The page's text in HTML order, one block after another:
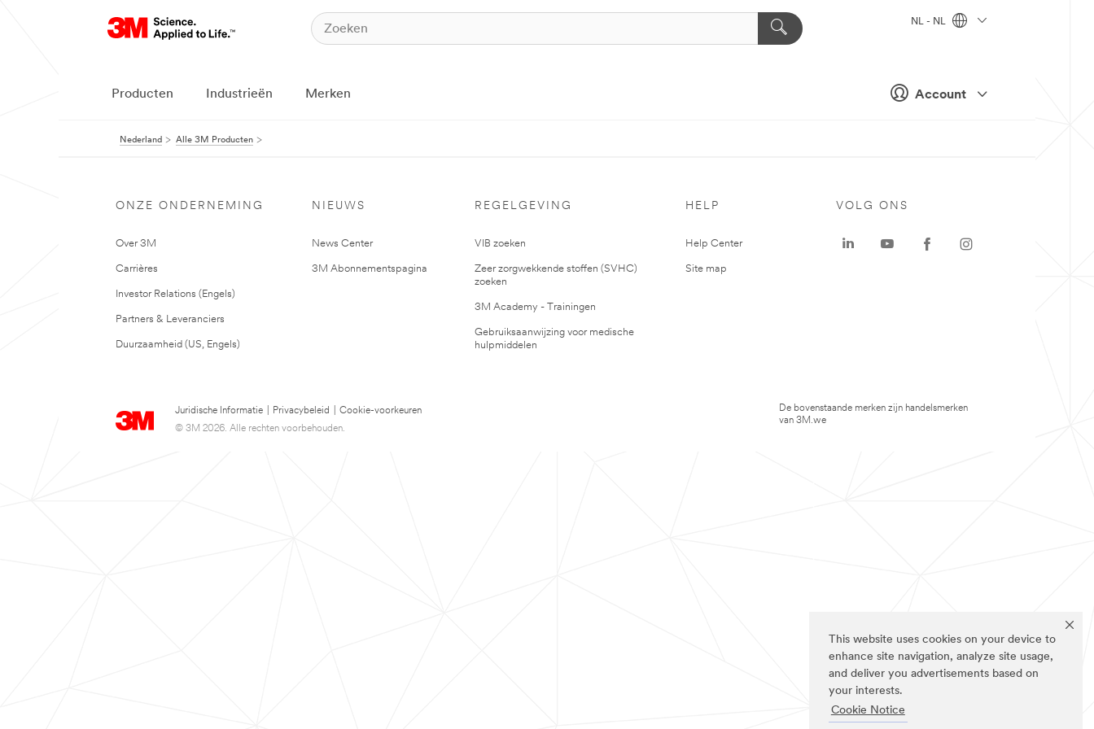
This website uses cookies on your device to
enhance site navigation, analyze site usage,
and deliver you advertisements based on
your interests.
Cookie Notice
Account
NL - NL
Producten Industrieën Merken
Nederland Alle 3M Producten
ONZE ONDERNEMING
Over 3M
Carrières
Investor Relations (Engels)
Partners & Leveranciers
Duurzaamheid (US, Engels)
NIEUWS
News Center
3M Abonnementspagina
REGELGEVING
VIB zoeken
Zeer zorgwekkende stoffen (SVHC)
zoeken
3M Academy - Trainingen
Gebruiksaanwijzing voor medische
hulpmiddelen
HELP
Help Center
Site map
Juridische Informatie Privacybeleid
Cookie-voorkeuren
© 3M 2026. Alle rechten voorbehouden.
VOLG ONS
De bovenstaande merken zijn handelsmerken
van 3M.we